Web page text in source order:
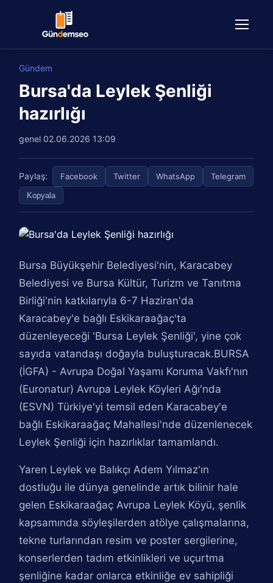
Gündem
Bursa'da Leylek Şenliği
hazırlığı
genel 02.06.2026 13:09
Paylaş: Facebook Twitter WhatsApp Telegram
Kopyala
Bursa Büyükşehir Belediyesi'nin, Karacabey
Belediyesi ve Bursa Kültür, Turizm ve Tanıtma
Birliği'nin katkılarıyla 6-7 Haziran'da
Karacabey'e bağlı Eskikaraağaç'ta
düzenleyeceği 'Bursa Leylek Şenliği', yine çok
sayıda vatandaşı doğayla buluşturacak.BURSA
(İGFA) - Avrupa Doğal Yaşamı Koruma Vakfı'nın
(Euronatur) Avrupa Leylek Köyleri Ağı'nda
(ESVN) Türkiye'yi temsil eden Karacabey'e
bağlı Eskikaraağaç Mahallesi'nde düzenlenecek
Leylek Şenliği için hazırlıklar tamamlandı.
Yaren Leylek ve Balıkçı Adem Yılmaz'ın
dostluğu ile dünya genelinde artık bilinir hale
gelen Eskikaraağaç Avrupa Leylek Köyü, şenlik
kapsamında söyleşilerden atölye çalışmalarına,
tekne turlarından resim ve poster sergilerine,
konserlerden tadım etkinlikleri ve uçurtma
şenliğine kadar onlarca etkinliğe ev sahipliği